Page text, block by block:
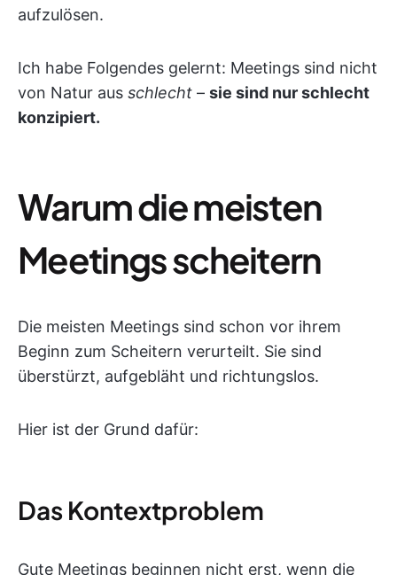
aufzulösen.
Ich habe Folgendes gelernt: Meetings sind nicht
von Natur aus schlecht – sie sind nur schlecht
konzipiert.
Warum die meisten
Meetings scheitern
Die meisten Meetings sind schon vor ihrem
Beginn zum Scheitern verurteilt. Sie sind
überstürzt, aufgebläht und richtungslos.
Hier ist der Grund dafür:
Das Kontextproblem
Gute Meetings beginnen nicht erst, wenn die